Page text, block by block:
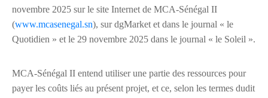
novembre 2025 sur le site Internet de MCA-Sénégal II
(www.mcasenegal.sn), sur dgMarket et dans le journal « le
Quotidien » et le 29 novembre 2025 dans le journal « le Soleil ».
MCA-Sénégal II entend utiliser une partie des ressources pour
payer les coûts liés au présent projet, et ce, selon les termes dudit